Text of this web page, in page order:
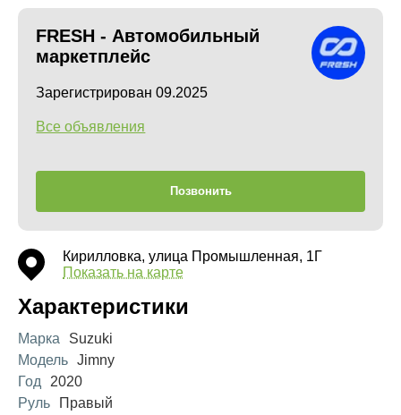
FRESH - Автомобильный
маркетплейс
Зарегистрирован 09.2025
Все объявления
Позвонить
Кирилловка, улица Промышленная, 1Г
Показать на карте
Характеристики
Марка
Suzuki
Модель Jimny
Год
2020
Руль
Правый